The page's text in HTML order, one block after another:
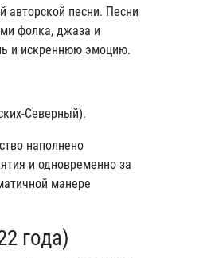
авторской песни. Песни
фолка, джаза и
и искреннюю эмоцию.
Северный).
наполнено
и одновременно за
манере
года)